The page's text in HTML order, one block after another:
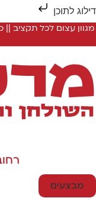
לתוכן
מגוון עצום לכל תקציב
רחוב
מבצעים